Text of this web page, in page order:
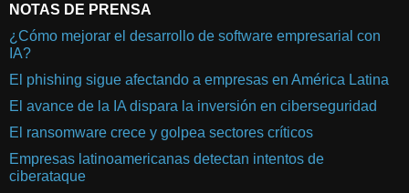
NOTAS DE PRENSA
¿Cómo mejorar el desarrollo de software empresarial con
IA?
El phishing sigue afectando a empresas en América Latina
El avance de la IA dispara la inversión en ciberseguridad
El ransomware crece y golpea sectores críticos
Empresas latinoamericanas detectan intentos de
ciberataque